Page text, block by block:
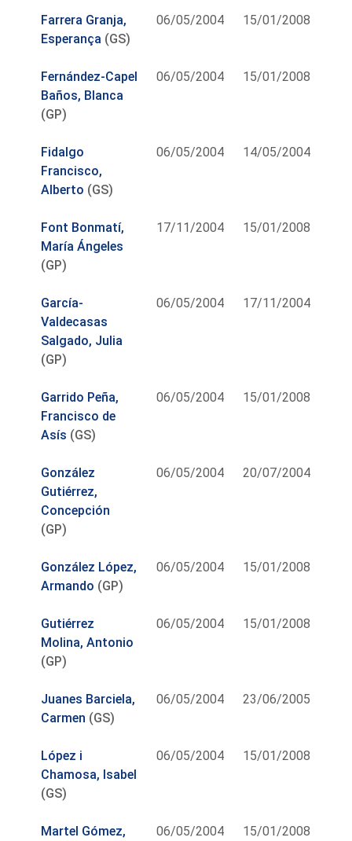
Farrera Granja,
Esperança (GS)
06/05/2004 15/01/2008
Fernández-Capel
Baños, Blanca
(GP)
06/05/2004 15/01/2008
Fidalgo
Francisco,
Alberto (GS)
06/05/2004 14/05/2004
Font Bonmatí,
María Ángeles
(GP)
17/11/2004 15/01/2008
García-
Valdecasas
Salgado, Julia
(GP)
06/05/2004 17/11/2004
Garrido Peña,
Francisco de
Asís (GS)
06/05/2004 15/01/2008
González
Gutiérrez,
Concepción
(GP)
06/05/2004 20/07/2004
González López,
Armando (GP)
06/05/2004 15/01/2008
Gutiérrez
Molina, Antonio
(GP)
06/05/2004 15/01/2008
Juanes Barciela,
Carmen (GS)
06/05/2004 23/06/2005
López i
Chamosa, Isabel
(GS)
06/05/2004 15/01/2008
Martel Gómez,
06/05/2004 15/01/2008